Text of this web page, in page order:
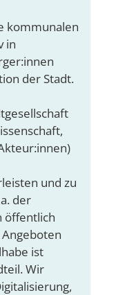
kommunalen
in
der Stadt.
und zu
der
öffentlich
ist
Wir